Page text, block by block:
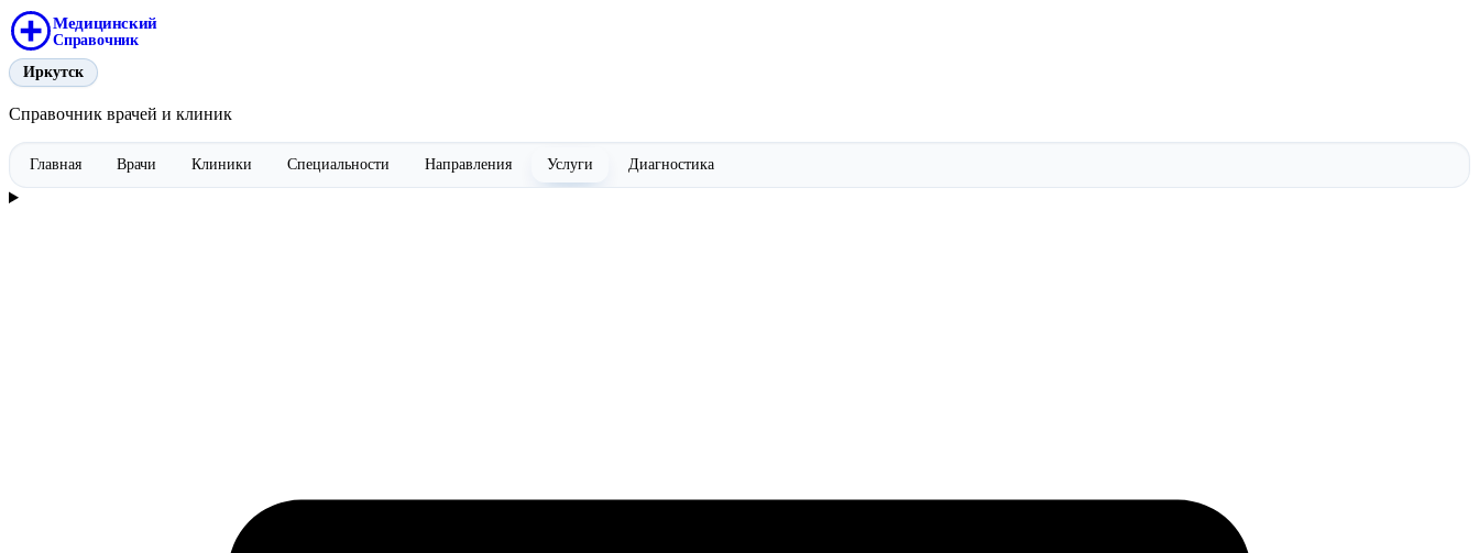
Медицинский
Справочник
Иркутск
Справочник врачей и клиник
Главная Врачи Клиники Специальности Направления Услуги Диагностика